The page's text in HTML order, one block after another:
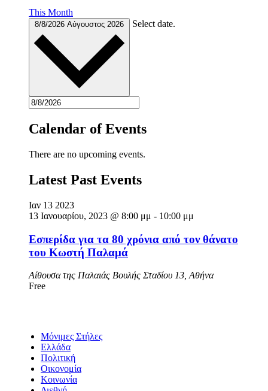
This Month
8/8/2026 Αύγουστος 2026 Select date.
Calendar of Events
There are no upcoming events.
Latest Past Events
Ιαν 13 2023
13 Ιανουαρίου, 2023 @ 8:00 μμ - 10:00 μμ
Εσπερίδα για τα 80 χρόνια από τον θάνατο
του Κωστή Παλαμά
Αίθουσα της Παλαιάς Βουλής Σταδίου 13, Αθήνα
Free
Μόνιμες Στήλες
Ελλάδα
Πολιτική
Οικονομία
Κοινωνία